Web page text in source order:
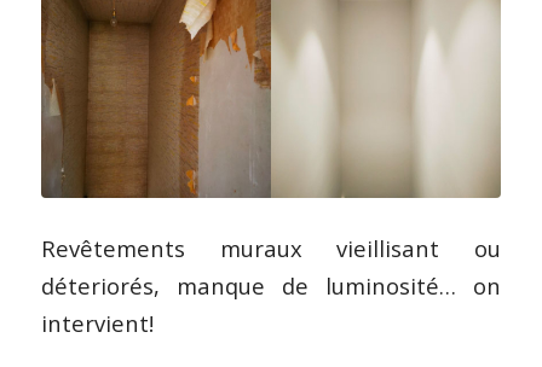
Revêtements muraux vieillisant ou
déteriorés, manque de luminosité… on
intervient!